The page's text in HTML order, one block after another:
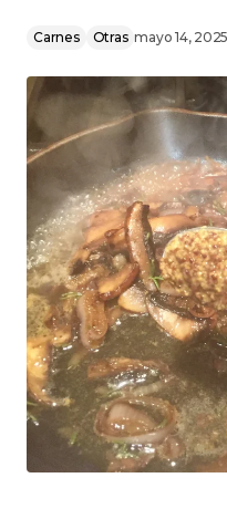
Carnes Otras mayo 14,